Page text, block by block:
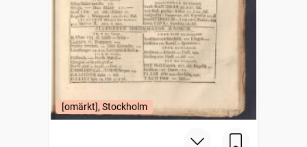
[omärkt], Stockholm